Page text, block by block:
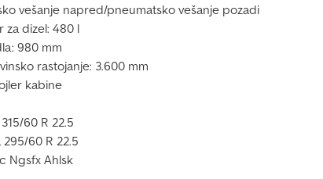
vešanje napred/pneumatsko vešanje pozadi
za dizel: 480 l
980 mm
rastojanje: 3.600 mm
kabine
60 R 22.5
295/60 R 22.5
Ngsfx Ahlsk